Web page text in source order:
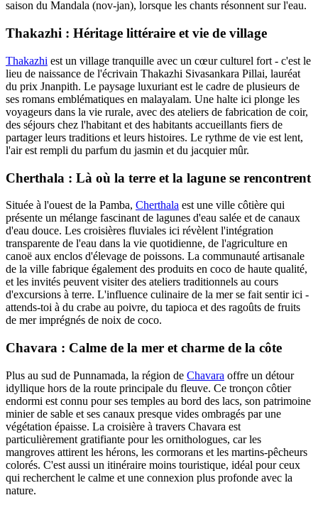
saison du Mandala (nov-jan), lorsque les chants résonnent sur l'eau.
Thakazhi : Héritage littéraire et vie de village
Thakazhi est un village tranquille avec un cœur culturel fort - c'est le
lieu de naissance de l'écrivain Thakazhi Sivasankara Pillai, lauréat
du prix Jnanpith. Le paysage luxuriant est le cadre de plusieurs de
ses romans emblématiques en malayalam. Une halte ici plonge les
voyageurs dans la vie rurale, avec des ateliers de fabrication de coir,
des séjours chez l'habitant et des habitants accueillants fiers de
partager leurs traditions et leurs histoires. Le rythme de vie est lent,
l'air est rempli du parfum du jasmin et du jacquier mûr.
Cherthala : Là où la terre et la lagune se rencontrent
Située à l'ouest de la Pamba, Cherthala est une ville côtière qui
présente un mélange fascinant de lagunes d'eau salée et de canaux
d'eau douce. Les croisières fluviales ici révèlent l'intégration
transparente de l'eau dans la vie quotidienne, de l'agriculture en
canoë aux enclos d'élevage de poissons. La communauté artisanale
de la ville fabrique également des produits en coco de haute qualité,
et les invités peuvent visiter des ateliers traditionnels au cours
d'excursions à terre. L'influence culinaire de la mer se fait sentir ici -
attends-toi à du crabe au poivre, du tapioca et des ragoûts de fruits
de mer imprégnés de noix de coco.
Chavara : Calme de la mer et charme de la côte
Plus au sud de Punnamada, la région de Chavara offre un détour
idyllique hors de la route principale du fleuve. Ce tronçon côtier
endormi est connu pour ses temples au bord des lacs, son patrimoine
minier de sable et ses canaux presque vides ombragés par une
végétation épaisse. La croisière à travers Chavara est
particulièrement gratifiante pour les ornithologues, car les
mangroves attirent les hérons, les cormorans et les martins-pêcheurs
colorés. C'est aussi un itinéraire moins touristique, idéal pour ceux
qui recherchent le calme et une connexion plus profonde avec la
nature.